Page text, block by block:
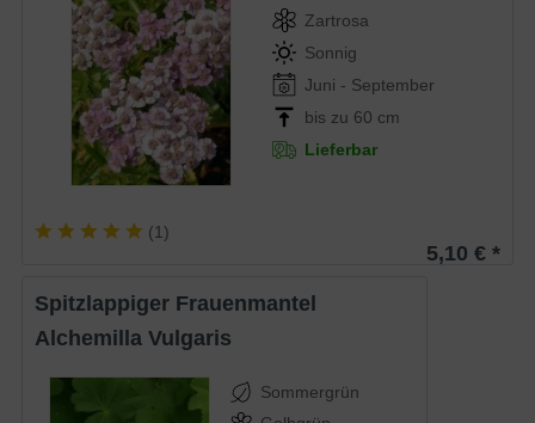
Zartrosa
Sonnig
Juni - September
bis zu 60 cm
Lieferbar
(1)
5,10 € *
Spitzlappiger Frauenmantel
Alchemilla Vulgaris
Sommergrün